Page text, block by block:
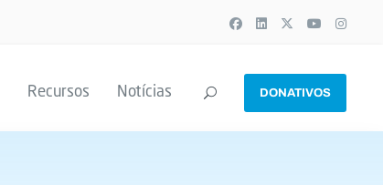
Recursos Notícias DONATIVOS